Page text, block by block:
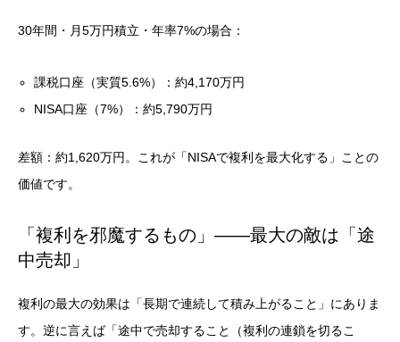
30年間・月5万円積立・年率7%の場合：
課税口座（実質5.6%）：約4,170万円
NISA口座（7%）：約5,790万円
差額：約1,620万円。これが「NISAで複利を最大化する」ことの
価値です。
「複利を邪魔するもの」——最大の敵は「途
中売却」
複利の最大の効果は「長期で連続して積み上がること」にありま
す。逆に言えば「途中で売却すること（複利の連鎖を切るこ